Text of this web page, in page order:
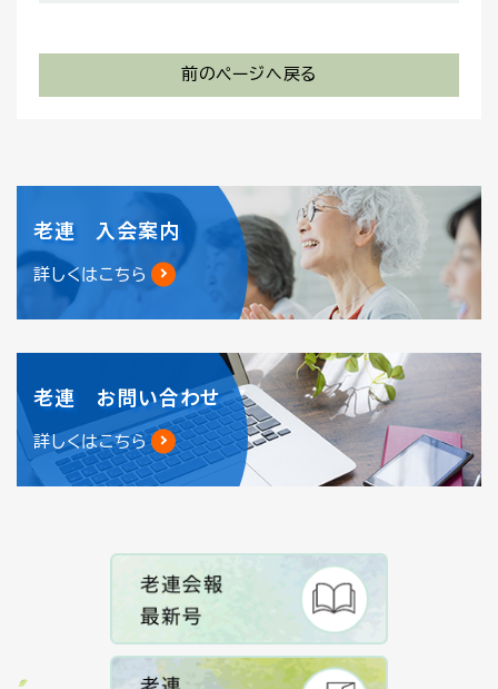
前のページへ戻る
老連 入会案内
詳しくはこちら
老連 お問い合わせ
詳しくはこちら